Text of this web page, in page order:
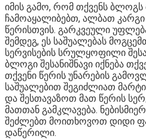
იმის გამო, რომ თქვენს
ჩამოაყალიბებთ, ალბათ კარგი
წერისთვის. გარკვეული
შემდეგ, ეს საშუალებას
სერვისების სრულყოფილი
ბლოგი შესანიშნავი იქნება
თქვენი წერის უნარების
საშუალებით შეგიძლიათ
და შესთავაზოთ მათ წერის
მათთან გამკლავება.
შეძლებთ მოითხოვოთ დიდი
დაწერილი.